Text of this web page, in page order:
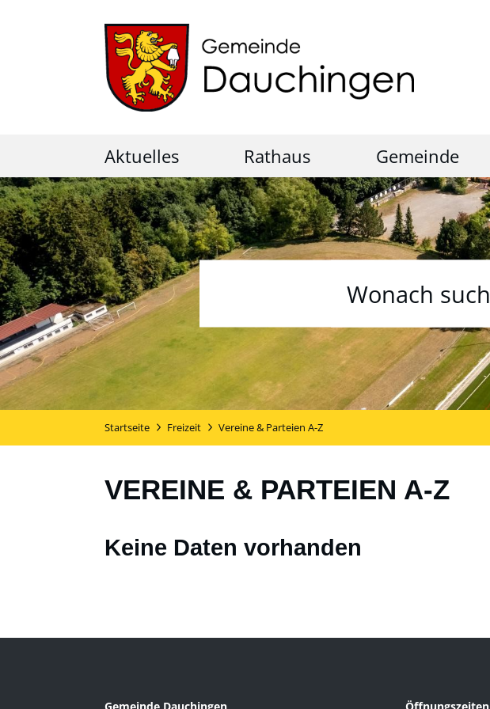
Aktuelles Rathaus Gemeinde
Startseite Freizeit Vereine & Parteien A-Z
VEREINE & PARTEIEN A-Z
Keine Daten vorhanden